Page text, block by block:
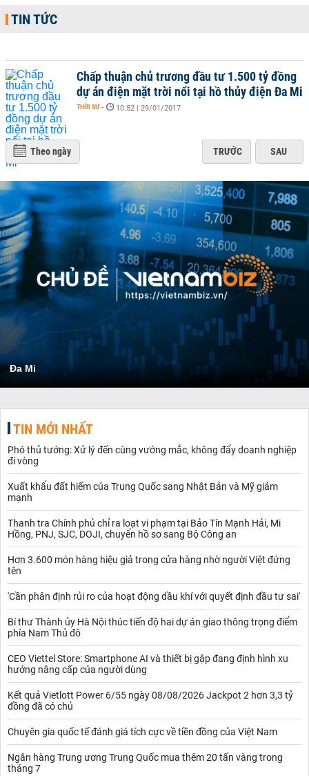
TIN TỨC
Chấp thuận chủ trương đầu tư 1.500 tỷ đồng
dự án điện mặt trời nổi tại hồ thủy điện Đa Mi
THỜI SỰ - 10:52 | 29/01/2017
Theo ngày TRƯỚC SAU
Đa Mi
TIN MỚI NHẤT
Phó thủ tướng: Xử lý đến cùng vướng mắc, không đẩy doanh nghiệp
đi vòng
Xuất khẩu đất hiếm của Trung Quốc sang Nhật Bản và Mỹ giảm
mạnh
Thanh tra Chính phủ chỉ ra loạt vi phạm tại Bảo Tín Mạnh Hải, Mi
Hồng, PNJ, SJC, DOJI, chuyển hồ sơ sang Bộ Công an
Hơn 3.600 món hàng hiệu giả trong cửa hàng nhờ người Việt đứng
tên
'Cần phân định rủi ro của hoạt động dầu khí với quyết định đầu tư sai'
Bí thư Thành ủy Hà Nội thúc tiến độ hai dự án giao thông trọng điểm
phía Nam Thủ đô
CEO Viettel Store: Smartphone AI và thiết bị gập đang định hình xu
hướng nâng cấp của người dùng
Kết quả Vietlott Power 6/55 ngày 08/08/2026 Jackpot 2 hơn 3,3 tỷ
đồng đã có chủ
Chuyên gia quốc tế đánh giá tích cực về tiền đồng của Việt Nam
Ngân hàng Trung ương Trung Quốc mua thêm 20 tấn vàng trong
tháng 7